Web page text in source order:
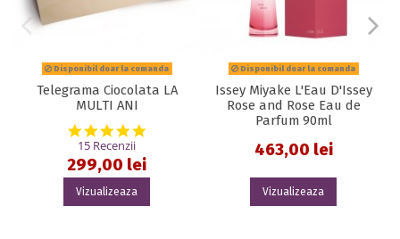
Disponibil doar la comanda
Telegrama Ciocolata LA
MULTI ANI
5.0 star rating
15 Recenzii
299,00 lei
Vizualizeaza
Disponibil doar la comanda
Issey Miyake L'Eau D'Issey
Rose and Rose Eau de
Parfum 90ml
463,00 lei
Vizualizeaza